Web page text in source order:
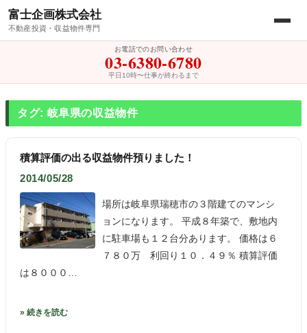
富士企画株式会社
不動産投資・収益物件専門
お電話でのお問い合わせ
03-6380-6780
平日10時〜仕事が終わるまで
タグ: 岐阜県の収益物件
積算評価の出る収益物件預りました！
2014/05/28
場所は岐阜県瑞穂市の３階建てのマンシ
ョンになります。 平成８年築で、敷地内
に駐車場も１２台分あります。 価格は６
７８０万 利回り１０．４９％ 積算評価
は８０００…
» 続きを読む